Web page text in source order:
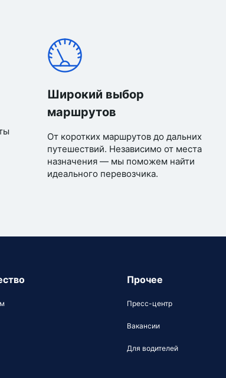
Широкий выбор
маршрутов
От коротких маршрутов до дальних
путешествий. Независимо от места
назначения — мы поможем найти
идеального перевозчика.
Прочее
Пресс-центр
Вакансии
Для водителей